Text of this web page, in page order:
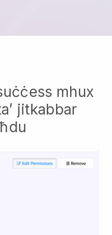
mhux
jitkabbar